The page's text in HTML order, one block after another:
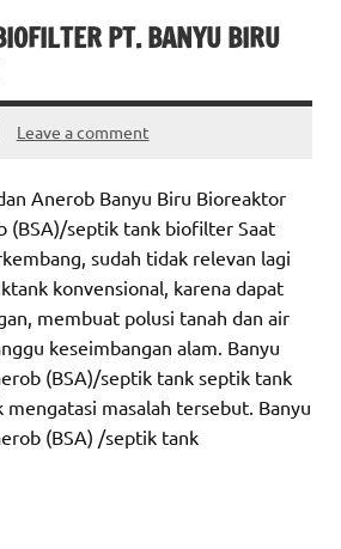
PT. BANYU BIRU
Leave a comment
Anerob Banyu Biru Bioreaktor
(BSA)/septik tank biofilter Saat
sudah tidak relevan lagi
konvensional, karena dapat
membuat polusi tanah dan air
keseimbangan alam. Banyu
(BSA)/septik tank septik tank
masalah tersebut. Banyu
(BSA) /septik tank